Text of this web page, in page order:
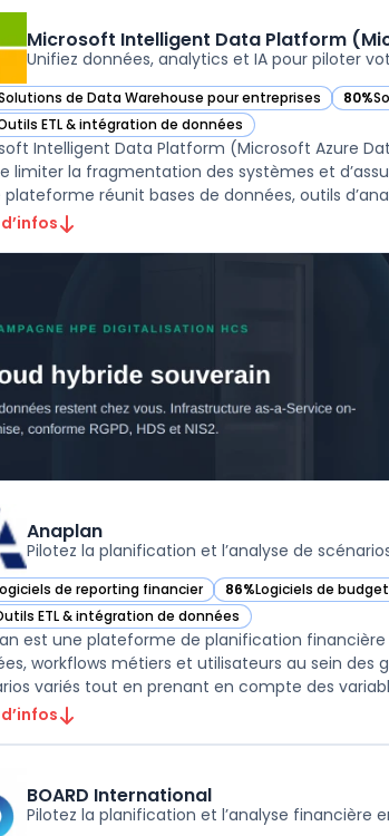
Microsoft Intelligent Data Platform
Unifiez données, analytics et IA pour piloter
de Data Warehouse pour entreprises
Microsoft Intelligent Data Platform (Microsoft Azure
80%
— voir
ETL & intégration de données
Microsoft Intelligent Data Platform (Microsoft Azure
Intelligent Data Platform (Microsoft Azure
limiter la fragmentation des systèmes et
Anaplan
Pilotez la planification et l’analyse de
de reporting financier
Anaplan dans cette catégorie 86%Logiciels de
— voir Anaplan dans
ETL & intégration de données
Anaplan dans cette catégorie
est une plateforme de planification
workflows métiers et utilisateurs au sein
BOARD International
Pilotez la planification et l’analyse financière